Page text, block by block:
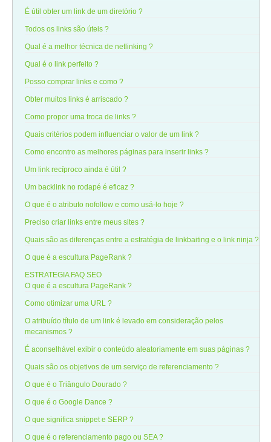
É útil obter um link de um diretório ?
Todos os links são úteis ?
Qual é a melhor técnica de netlinking ?
Qual é o link perfeito ?
Posso comprar links e como ?
Obter muitos links é arriscado ?
Como propor uma troca de links ?
Quais critérios podem influenciar o valor de um link ?
Como encontro as melhores páginas para inserir links ?
Um link recíproco ainda é útil ?
Um backlink no rodapé é eficaz ?
O que é o atributo nofollow e como usá-lo hoje ?
Preciso criar links entre meus sites ?
Quais são as diferenças entre a estratégia de linkbaiting e o link ninja ?
O que é a escultura PageRank ?
ESTRATEGIA FAQ SEO
O que é a escultura PageRank ?
Como otimizar uma URL ?
O atribuído título de um link é levado em consideração pelos
mecanismos ?
É aconselhável exibir o conteúdo aleatoriamente em suas páginas ?
Quais são os objetivos de um serviço de referenciamento ?
O que é o Triângulo Dourado ?
O que é o Google Dance ?
O que significa snippet e SERP ?
O que é o referenciamento pago ou SEA ?